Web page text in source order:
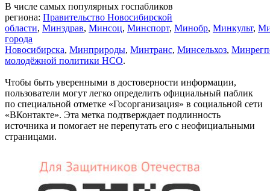
В числе самых популярных госпабликов
региона: Правительство Новосибирской
области, Минздрав, Минсоц, Минспорт, Минобр, Минкульт,
города
Новосибирска, Минприроды, Минтранс, Минсельхоз,
молодёжной политики НСО.
Чтобы быть уверенными в достоверности информации,
пользователи могут легко определить официальный паблик
по специальной отметке «Госорганизация» в социальной сети
«ВКонтакте». Эта метка подтверждает подлинность
источника и помогает не перепутать его с неофициальными
страницами.